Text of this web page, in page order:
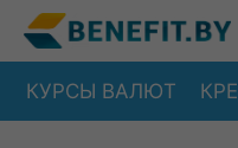
КУРСЫ ВАЛЮТ